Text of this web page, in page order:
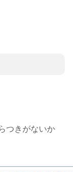
つきがないか